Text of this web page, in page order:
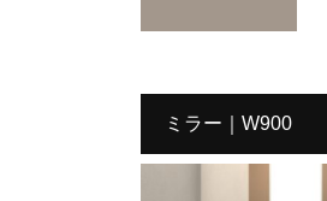
ミラー｜W900